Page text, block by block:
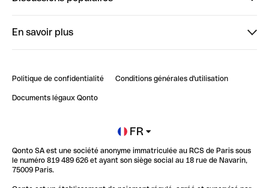
ClubQonto
Impact de l'IA sur les carrières/productivité
En savoir plus
Blog
Newsroom
Glossaire finance
Politique de confidentialité Conditions générales d'utilisation
Documents légaux Qonto
FR
Qonto SA est une société anonyme immatriculée au RCS de Paris sous
le numéro 819 489 626 et ayant son siège social au 18 rue de Navarin,
75009 Paris.